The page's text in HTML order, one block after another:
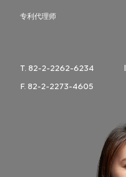
专利代理师
T. 82-2-2262-6234
F. 82-2-2273-4605